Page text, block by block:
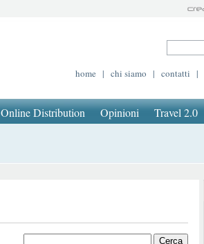
home | chi siamo | contatti |
Online Distribution Opinioni Travel 2.0